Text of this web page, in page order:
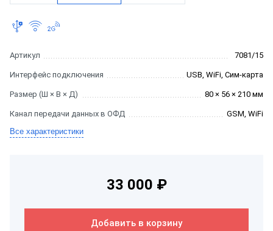
Артикул 7081/15
Интерфейс подключения USB, WiFi, Сим-карта
Размер (Ш × В × Д) 80 × 56 × 210 мм
Канал передачи данных в ОФД
GSM, WiFi
Все характеристики
33 000 ₽
Добавить в корзину